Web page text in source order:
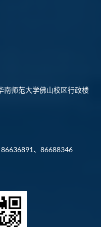
南师范大学佛山校区行政楼
、86688346